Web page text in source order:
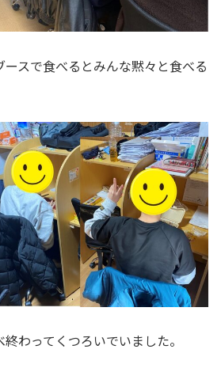
スで食べるとみんな黙々と食べる
わってくつろいでいました。